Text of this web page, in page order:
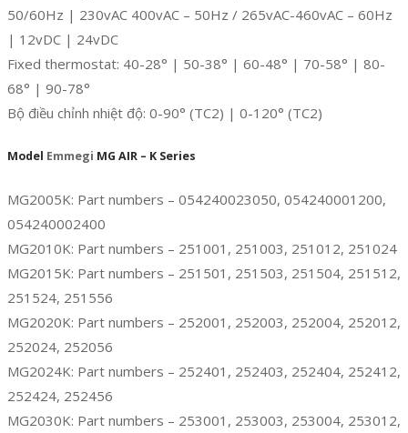
50/60Hz | 230vAC 400vAC – 50Hz / 265vAC-460vAC – 60Hz
| 12vDC | 24vDC
Fixed thermostat: 40-28° | 50-38° | 60-48° | 70-58° | 80-
68° | 90-78°
Bộ điều chỉnh nhiệt độ: 0-90° (TC2) | 0-120° (TC2)
Model Emmegi MG AIR – K Series
MG2005K: Part numbers – 054240023050, 054240001200,
054240002400
MG2010K: Part numbers – 251001, 251003, 251012, 251024
MG2015K: Part numbers – 251501, 251503, 251504, 251512,
251524, 251556
MG2020K: Part numbers – 252001, 252003, 252004, 252012,
252024, 252056
MG2024K: Part numbers – 252401, 252403, 252404, 252412,
252424, 252456
MG2030K: Part numbers – 253001, 253003, 253004, 253012,